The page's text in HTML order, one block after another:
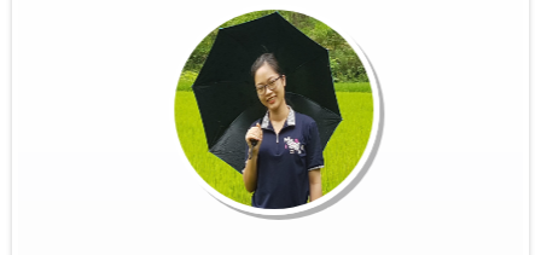
Marseille - Hanoi - Nghia Lo - Mu
Cang Chai - Sapa - BacHa - Thong
Nguyen - Ha Giang - Dong Van - Bao
Lac - Ba Be - Hanoi - Baie...
Groupe : Pierre DEGEMBE avec
ses amis 05personnes
Voyage du nord au centre du 7 avril
au 19 avril : Bruxelles - Hanoi - Mai
Chau -PuLuong - Tam Coc -baie de
Halong - Hue - HoiAn - Hanoi -